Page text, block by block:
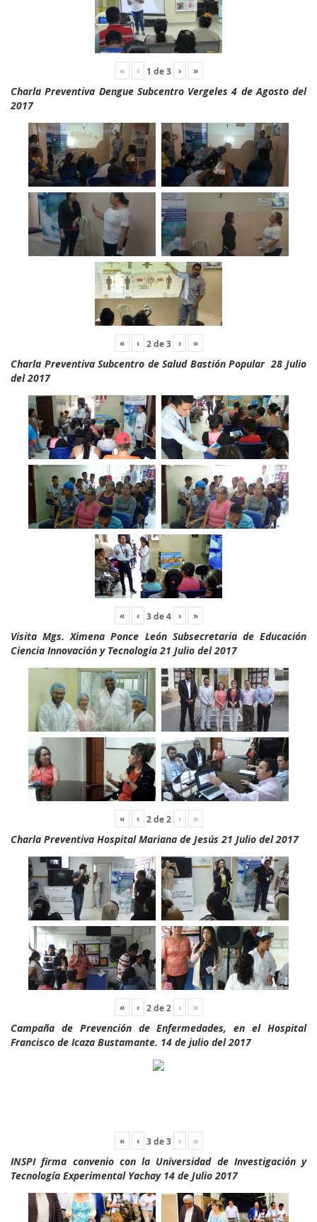
« ‹ 1 de3 › »
Charla Preventiva Dengue Subcentro Vergeles 4 de Agosto del
2017
« ‹ 2de3 › »
Charla Preventiva Subcentro de Salud Bastión Popular 28 Julio
del 2017
« ‹ 3de4 › »
Visita Mgs. Ximena Ponce León Subsecretaria de Educación
Ciencia Innovación y Tecnologia 21 Julio del 2017
« ‹ 2de2 › »
Charla Preventiva Hospital Mariana de Jesús 21 Julio del 2017
« ‹ 2de2 › »
Campaña de Prevención de Enfermedades, en el Hospital
Francisco de Icaza Bustamante. 14 de julio del 2017
« ‹ 3de3 › »
INSPI firma convenio con la Universidad de Investigación y
Tecnología Experimental Yachay 14 de Julio 2017